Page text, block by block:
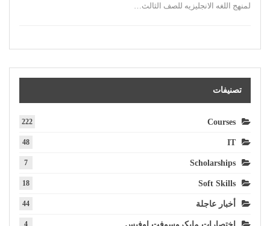
لمنهج اللغه الانجليزيه للصف الثالث
تصنيفات
Courses
222
IT
48
Scholarships
7
Soft Skills
18
أخبار عاجلة 44
4